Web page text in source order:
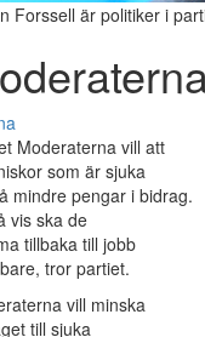
Forssell är politiker i
Moderaterna vill att
som är sjuka
mindre pengar i bidrag.
vis ska de
tillbaka till jobb
tror partiet.
vill minska
till sjuka